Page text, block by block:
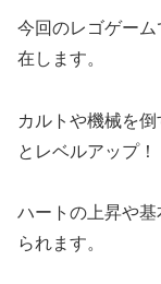
今回のレゴゲー
在します。
カルトや機械を
とレベルアップ！
ハートの上昇や
られます。